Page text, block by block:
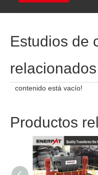
Estudios de
relacionados
contenido está vacío!
Productos